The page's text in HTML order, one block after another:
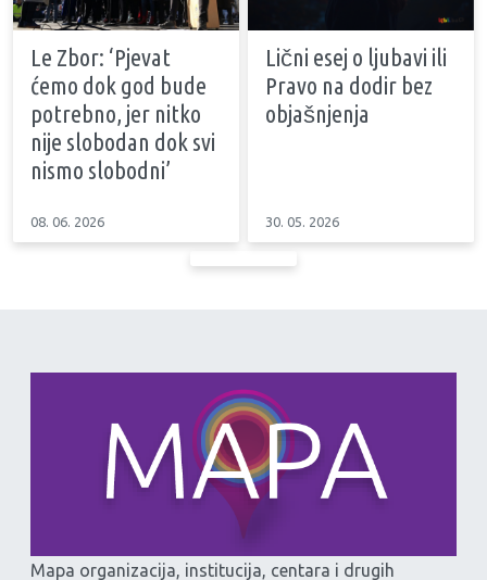
Le Zbor: ‘Pjevat
ćemo dok god bude
potrebno, jer nitko
nije slobodan dok svi
nismo slobodni’
08. 06. 2026
Lični esej o ljubavi ili
Pravo na dodir bez
objašnjenja
30. 05. 2026
Mapa organizacija, institucija, centara i drugih